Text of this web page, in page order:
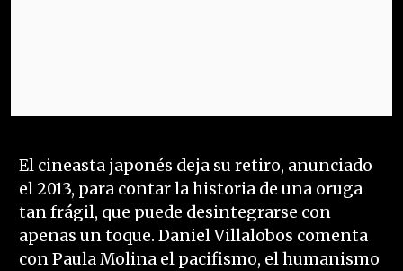
El cineasta japonés deja su retiro, anunciado
el 2013, para contar la historia de una oruga
tan frágil, que puede desintegrarse con
apenas un toque. Daniel Villalobos comenta
con Paula Molina el pacifismo, el humanismo